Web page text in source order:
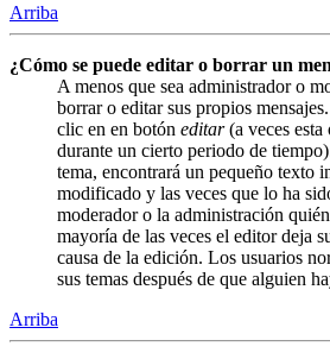
Arriba
¿Cómo se puede editar o borrar un
A menos que sea administrador o
borrar o editar sus propios
clic en en botón editar(a veces esta
durante un cierto periodo de
tema, encontrará un pequeño texto
modificado y las veces que lo ha
moderador o la administración
mayoría de las veces el editor deja
causa de la edición. Los usuarios
sus temas después de que alguien
Arriba